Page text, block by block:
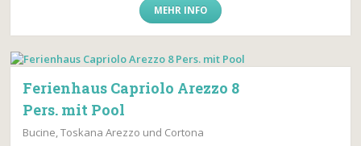
MEHR INFO
Ferienhaus Capriolo Arezzo 8
Pers. mit Pool
Bucine, Toskana Arezzo und Cortona